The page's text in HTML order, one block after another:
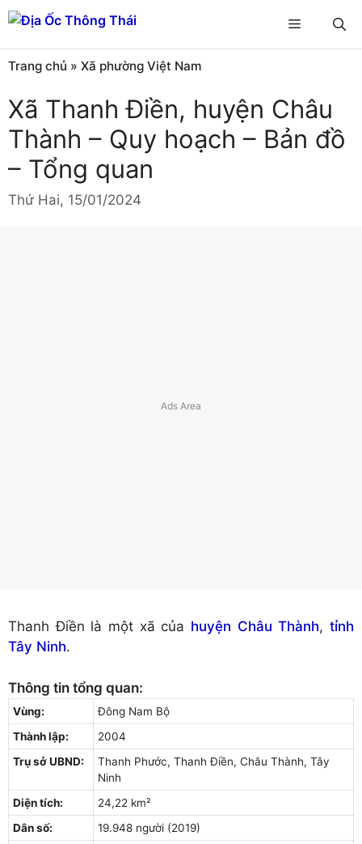
Chuyển
đến
nội
dung
Menu
Trang chủ » Xã phường Việt Nam
Xã Thanh Điền, huyện Châu
Thành – Quy hoạch – Bản đồ
– Tổng quan
Thứ Hai, 15/01/2024
Thanh Điền là một xã của huyện Châu Thành,tỉnh
Tây Ninh.
Thông tin tổng quan:
Vùng:
Đông Nam Bộ
Thành lập:
2004
Trụ sở UBND:
Thanh Phước, Thanh Điền, Châu Thành, Tây
Ninh
Diện tích:
24,22 km²
Dân số:
19.948 người (2019)